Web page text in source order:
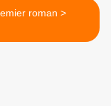
Premier roman >